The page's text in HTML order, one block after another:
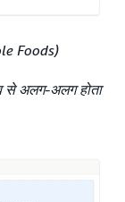
Foods)
से अलग-अलग होता